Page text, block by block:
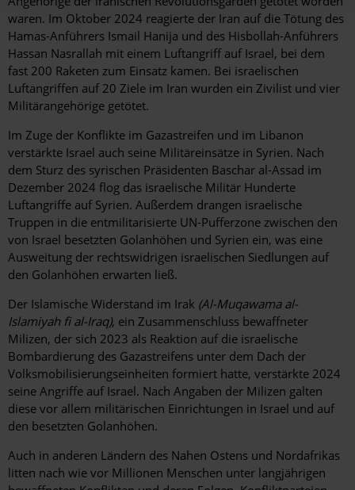
waren. Im Oktober 2024 reagierte der Iran auf die Tötung des
Hamas-Anführers Ismail Hanija und des Hisbollah-Anführers
Hassan Nasrallah mit einem Luftangriff auf Israel, bei dem
fast 200 Raketen zum Einsatz kamen. Bei israelischen
Luftangriffen auf 20 Ziele im Iran wurden ein Zivilist und vier
Militärangehörige getötet.
Im Zuge der Konflikte im Gazastreifen und im Libanon
verstärkte Israel auch seine Militäreinsätze in Syrien. Nach
dem Sturz des syrischen Präsidenten Baschar al-Assad im
Dezember 2024 flog das israelische Militär Hunderte
Luftangriffe auf Syrien. Außerdem drangen israelische
Truppen in die entmilitarisierte UN-Pufferzone zwischen den
von Israel besetzten Golanhöhen und Syrien ein, was eine
Ausweitung der rechtswidrigen israelischen Siedlungen auf
den Golanhöhen erwarten ließ.
Der Islamische Widerstand im Irak (Al-Muqawama al-
Islamiyah fi al-Iraq), ein Zusammenschluss bewaffneter
Milizen, der sich 2023 als Reaktion auf die israelische
Bombardierung des Gazastreifens unter dem Dach der
Volksmobilisierungseinheiten formiert hatte, verstärkte 2024
seine Angriffe auf Israel. Nach Angaben der Milizen galten
diese vor allem militärischen Einrichtungen in Israel und auf
den besetzten Golanhöhen.
Auch in anderen Ländern des Nahen Ostens und Nordafrikas
litten nach wie vor Millionen Menschen unter langjährigen